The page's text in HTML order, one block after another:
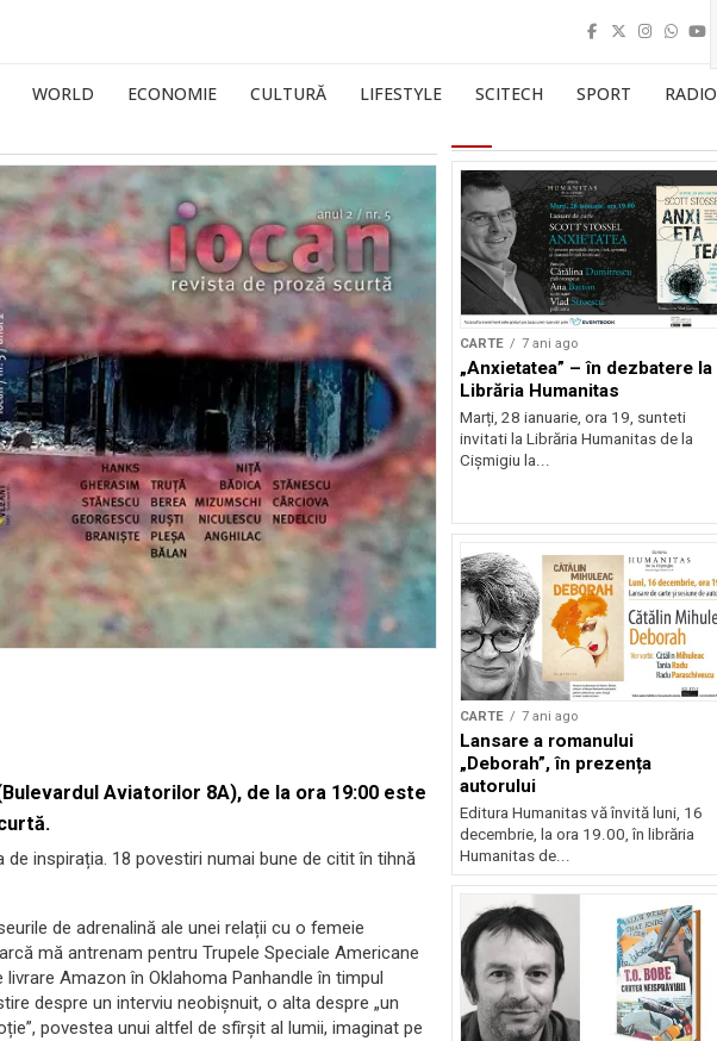
WORLD ECONOMIE CULTURĂ LIFESTYLE SCITECH SPORT RADIO
Aviatorilor 8A), de la ora 19:00 este
inspirația. 18 povestiri numai bune de citit în tihnă
de adrenalină ale unei relații cu o femeie
mă antrenam pentru Trupele Speciale Americane
Amazon în Oklahoma Panhandle în timpul
despre un interviu neobișnuit, o alta despre „un
povestea unui altfel de sfîrșit al lumii, imaginat pe
CARTE 7 ani ago
„Anxietatea” – în dezbatere la
Librăria Humanitas
Marți, 28 ianuarie, ora 19, sunteti
invitati la Librăria Humanitas de la
Cișmigiu la...
CARTE 7 ani ago
Lansare a romanului
„Deborah”, în prezența
autorului
Editura Humanitas vă învită luni, 16
decembrie, la ora 19.00, în librăria
Humanitas de...